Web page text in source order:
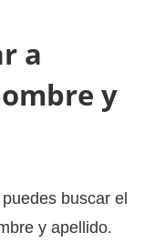
a
y
buscar el
y apellido.